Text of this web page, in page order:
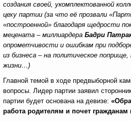
создания своей, укомплектованной
цеху партии (за что её прозвали
«построенной» благодаря щедрости
мецената – миллиардера Бадри
опрометчивости и ошибкам при
из бизнеса – на политическое
жизни…)
Главной темой в ходе предвыборной
вопросы. Лидер партии заявил
партии будет основана на девизе:
работа родителям и почет гражданам